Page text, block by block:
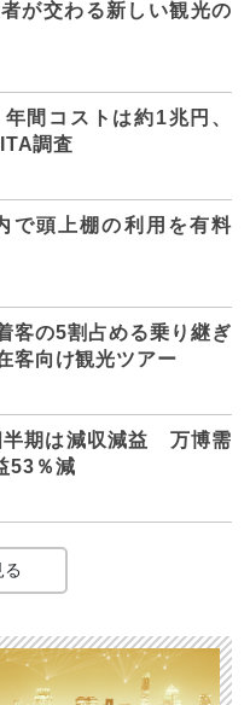
が交わる新しい観光の
間コストは約1兆円、
調査
で頭上棚の利用を有料
客の5割占める乗り継ぎ
客向け観光ツアー
半期は減収減益 万博需
53％減
る